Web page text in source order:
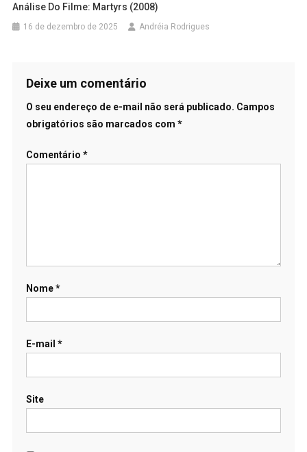
Análise Do Filme: Martyrs (2008)
16 de dezembro de 2025 Andréia Rodrigues
Deixe um comentário
O seu endereço de e-mail não será publicado. Campos
obrigatórios são marcados com *
Comentário *
Nome*
E-mail *
Site